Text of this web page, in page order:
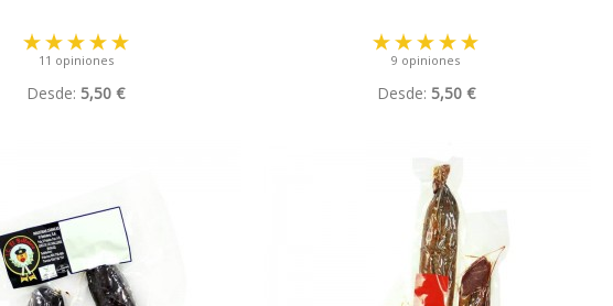
11 opiniones
Desde: 5,50 €
9 opiniones
Desde: 5,50 €